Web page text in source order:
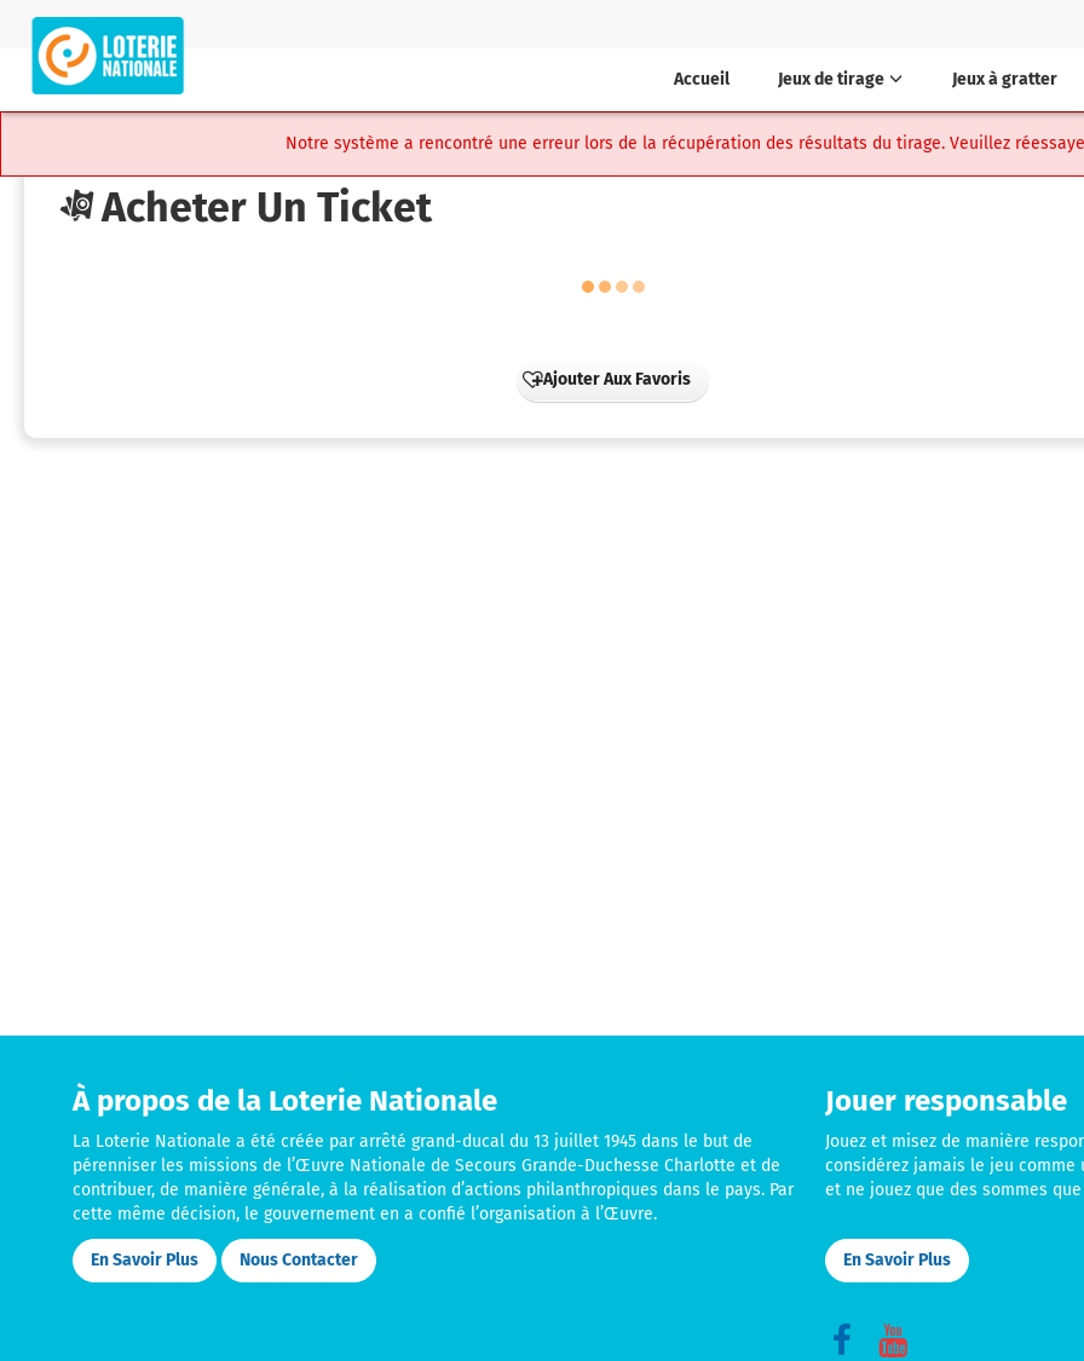
Skip
main
content
LUX
iLottery
-
Accueil Jeux de tirage Jeux à gratter
Notre système a rencontré une erreur lors de la récupération des résultats du tirage. Veuillez
Acheter Un Ticket
Ajouter Aux Favoris
À propos de la Loterie Nationale
La Loterie Nationale a été créée par arrêté grand-ducal du 13 juillet 1945 dans le but de
pérenniser les missions de l’Œuvre Nationale de Secours Grande-Duchesse Charlotte et de
contribuer, de manière générale, à la réalisation d’actions philanthropiques dans le pays. Par
cette même décision, le gouvernement en a confié l’organisation à l’Œuvre.
En Savoir Plus Nous Contacter
Jouer responsable
Jouez et misez de manière
considérez jamais le jeu comme
et ne jouez que des sommes
En Savoir Plus
Connect
Connect